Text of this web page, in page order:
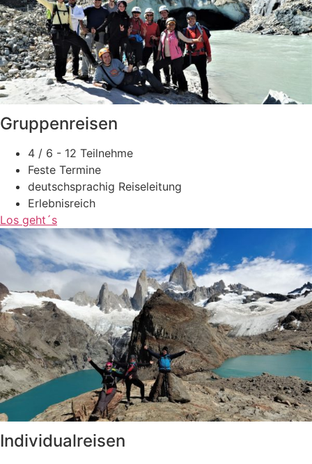
Gruppenreisen
4 / 6 - 12 Teilnehme
Feste Termine
deutschsprachig Reiseleitung
Erlebnisreich
Los geht´s
Individualreisen